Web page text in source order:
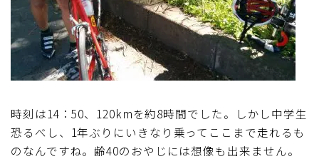
時刻は14：50、120kmを約8時間でした。しかし中学生
恐るべし、1年ぶりにいきなり乗ってここまで走れるも
のなんですね。齢40のおやじには想像も出来ません。